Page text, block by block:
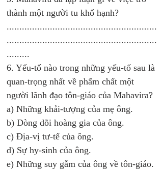
thành một người tu khổ hạnh?
...........................................................
...........................................................
.........
6. Yếu-tố nào trong những yếu-tố sau là
quan-trọng nhất về phẩm chất một
người lãnh đạo tôn-giáo của Mahavira?
a) Những khải-tượng của mẹ ông.
b) Dòng dõi hoàng gia của ông.
c) Địa-vị tư-tế của ông.
d) Sự hy-sinh của ông.
e) Những suy gẫm của ông về tôn-giáo.